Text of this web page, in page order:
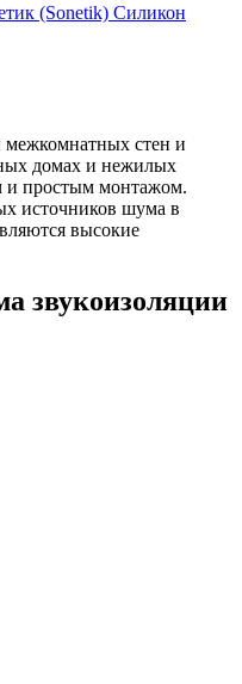
(Sonetik) Силикон
межкомнатных стен и
домах и нежилых
и простым монтажом.
источников шума в
высокие
звукоизоляции